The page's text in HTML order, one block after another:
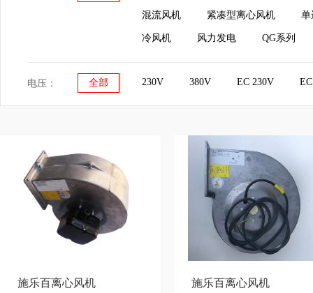
混流风机 紧凑型离心风机 单
冷风机 风力发电 QG系列
电压： 全部 230V 380V EC 230V
施乐百离心风机 施乐百离心风机